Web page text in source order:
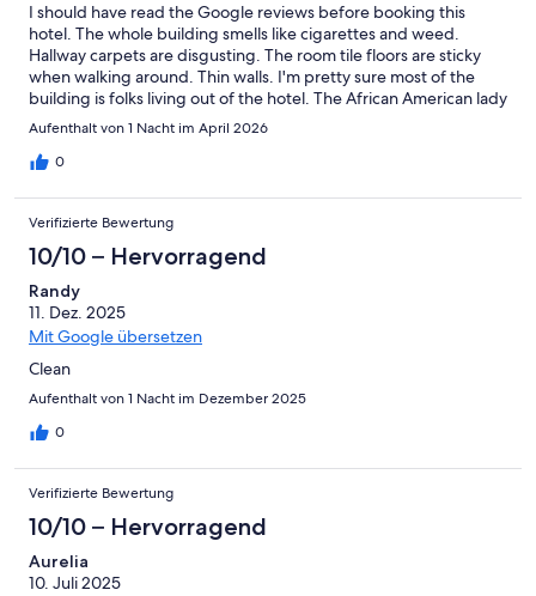
I should have read the Google reviews before booking this
hotel. The whole building smells like cigarettes and weed.
Hallway carpets are disgusting. The room tile floors are sticky
when walking around. Thin walls. I'm pretty sure most of the
building is folks living out of the hotel. The African American lady
who checked us in at night was very nice and helpful. Would not
Aufenthalt von 1 Nacht im April 2026
0
Verifizierte Bewertung
10/10 – Hervorragend
Randy
11. Dez. 2025
Mit Google übersetzen
Clean
Aufenthalt von 1 Nacht im Dezember 2025
0
Verifizierte Bewertung
10/10 – Hervorragend
Aurelia
10. Juli 2025